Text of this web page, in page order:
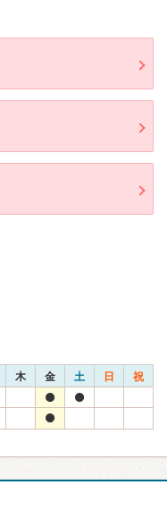
木 金 土 日 祝